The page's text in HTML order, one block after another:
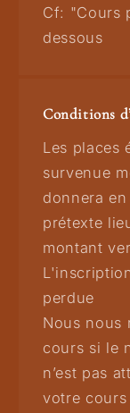
Cf: "Cours
dessous
Conditions
Les places
survenue
donnera
prétexte
montant
perdue
Nous nous
cours si le
n’est pas
votre